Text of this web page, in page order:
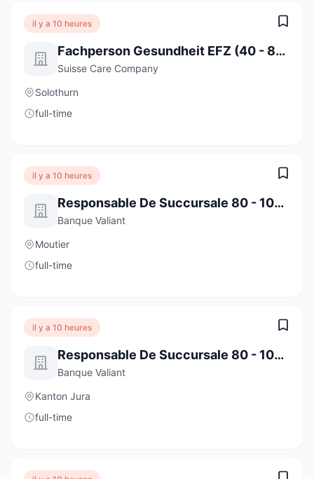
il y a 10 heures
Fachperson Gesundheit EFZ (40 - 80%)
Suisse Care Company
Solothurn
full-time
il y a 10 heures
Responsable De Succursale 80 - 100 % Moutier
Banque Valiant
Moutier
full-time
il y a 10 heures
Responsable De Succursale 80 - 100 % Moutier
Banque Valiant
Kanton Jura
full-time